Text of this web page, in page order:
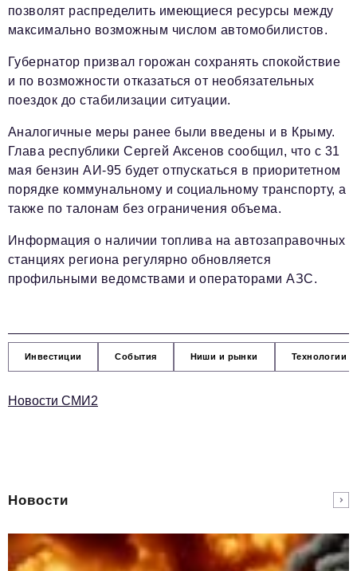
позволят распределить имеющиеся ресурсы между
максимально возможным числом автомобилистов.
Губернатор призвал горожан сохранять спокойствие
и по возможности отказаться от необязательных
поездок до стабилизации ситуации.
Аналогичные меры ранее были введены и в Крыму.
Глава республики Сергей Аксенов сообщил, что с 31
мая бензин АИ-95 будет отпускаться в приоритетном
порядке коммунальному и социальному транспорту, а
также по талонам без ограничения объема.
Информация о наличии топлива на автозаправочных
станциях региона регулярно обновляется
профильными ведомствами и операторами АЗС.
Инвестиции События Ниши и рынки Технологии
Новости СМИ2
Новости